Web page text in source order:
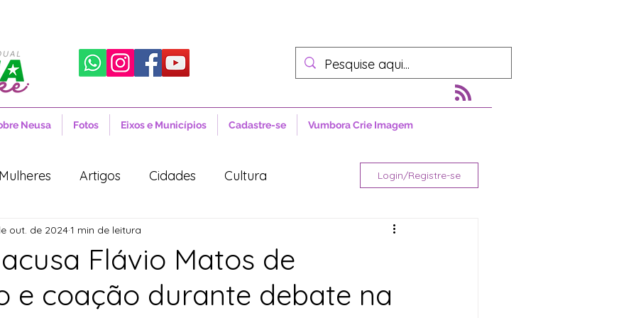
Neusa Fotos Eixos e Municípios Cadastre-se Vumbora Crie Imagem
Mulheres Artigos Cidades Cultura
Sociais Notícias
Projetos de Lei Política Lula
Login/Registre-se
Flávio Matos de
e coação durante debate na
out. de 20241 min de leitura